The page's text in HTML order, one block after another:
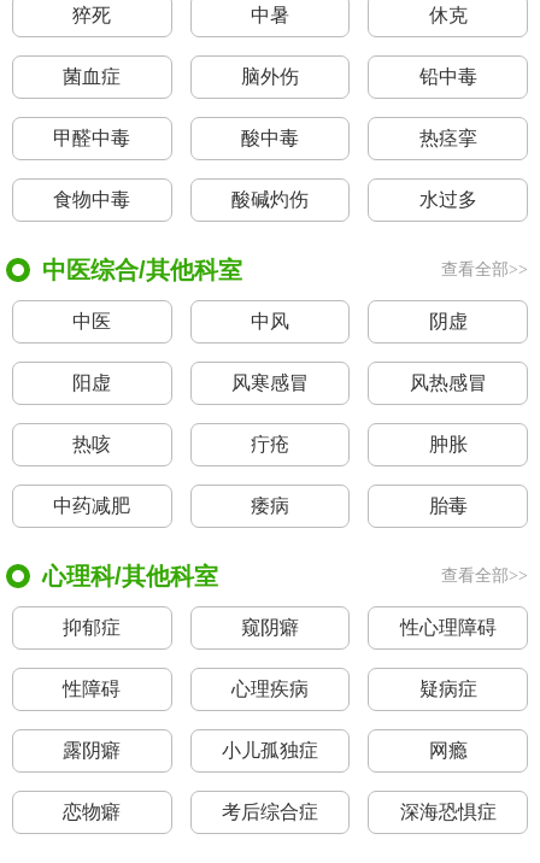
猝死 中暑 休克
菌血症 脑外伤 铅中毒
甲醛中毒 酸中毒 热痉挛
食物中毒 酸碱灼伤 水过多
中医综合/其他科室 查看全部>>
中医 中风 阴虚
阳虚 风寒感冒 风热感冒
热咳 疔疮 肿胀
中药减肥 痿病 胎毒
心理科/其他科室 查看全部>>
抑郁症 窥阴癖 性心理障碍
性障碍 心理疾病 疑病症
露阴癖 小儿孤独症 网瘾
恋物癖 考后综合症 深海恐惧症